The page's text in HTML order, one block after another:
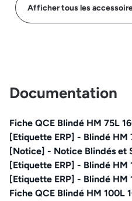
Afficher tous les
Documentation
Fiche QCE Blindé HM 75L
[Etiquette ERP] - Blindé HM
[Notice] - Notice Blindés et
[Etiquette ERP] - Blindé HM
[Etiquette ERP] - Blindé HM
Fiche QCE Blindé HM 100L